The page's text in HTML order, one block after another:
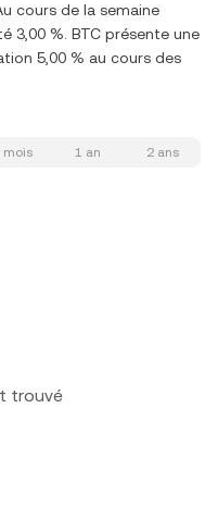
cours de la semaine
3,00 %. BTC présente une
5,00 % au cours des
mois 1 an 2 ans
trouvé